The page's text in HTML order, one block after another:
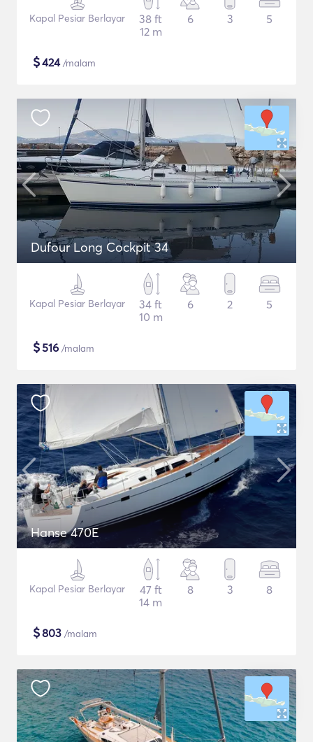
Kapal Pesiar Berlayar
38 ft
12 m
6 3 5
$424/malam
Dufour Long Cockpit 34
Kapal Pesiar Berlayar
34 ft
10 m
6 2 5
$516 /malam
Hanse 470E
Kapal Pesiar Berlayar
47 ft
14 m
8 3 8
$803 /malam